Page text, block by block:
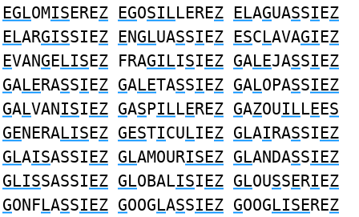
EGLOMISEREZ EGOSILLEREZ ELAGUASSIEZ
ELARGISSIEZ ENGLUASSIEZ ESCLAVAGIEZ
EVANGELISEZ FRAGILISIEZ GALEJASSIEZ
GALERASSIEZ GALETASSIEZ GALOPASSIEZ
GALVANISIEZ GASPILLEREZ GAZOUILLEES
GENERALISEZ GESTICULIEZ GLAIRASSIEZ
GLAISASSIEZ GLAMOURISEZ GLANDASSIEZ
GLISSASSIEZ GLOBALISIEZ GLOUSSERIEZ
GONFLASSIEZ GOOGLASSIEZ GOOGLISEREZ